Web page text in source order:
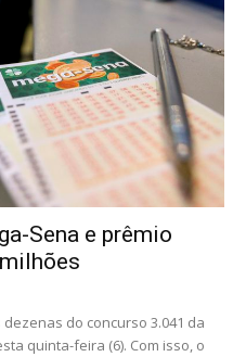
Sena e prêmio
do concurso 3.041 da
quinta-feira (6). Com isso, o